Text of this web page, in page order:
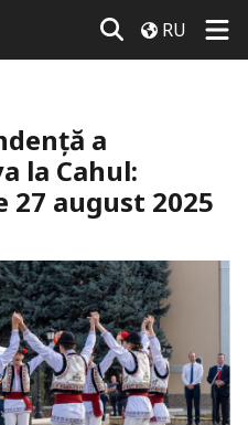
RU
a
la Cahul:
27 august 2025